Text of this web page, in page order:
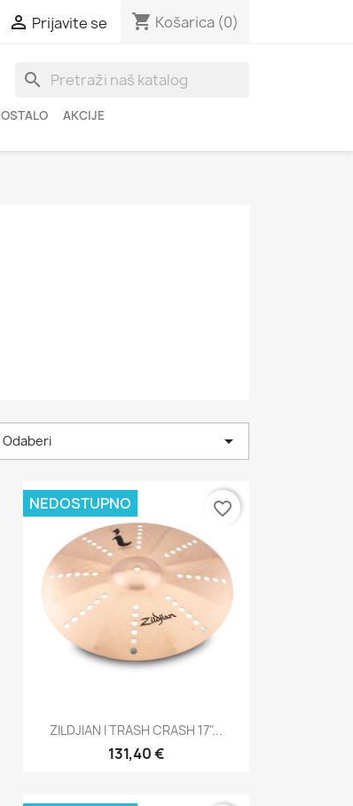
 Prijavite se shopping_cart Košarica (0)
search
OSTALO AKCIJE
Odaberi 
 Brzi pregled
ZILDJIAN I TRASH CRASH 17"...
131,40 €
NEDOSTUPNO favorite_border